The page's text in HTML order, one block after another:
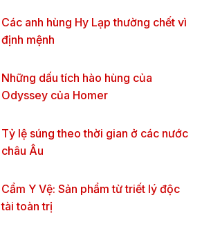
Các anh hùng Hy Lạp thường chết vì
định mệnh
Những dấu tích hào hùng của
Odyssey của Homer
Tỷ lệ súng theo thời gian ở các nước
châu Âu
Cẩm Y Vệ: Sản phẩm từ triết lý độc
tài toàn trị